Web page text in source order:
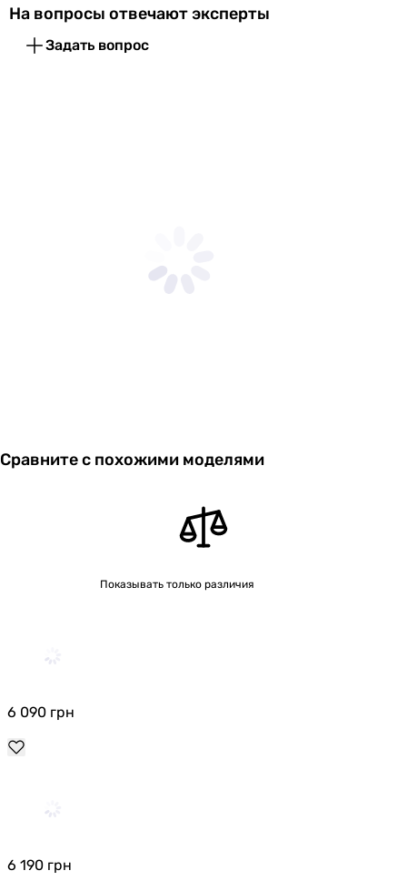
На вопросы отвечают эксперты
Задать вопрос
Сравните с похожими моделями
Показывать только различия
6 090 грн
6 190 грн